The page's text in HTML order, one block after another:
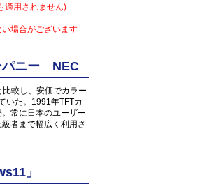
適用されません)
場合がございます
パニー NEC
較し、安価でカラー
いた。1991年TFTカ
常に日本のユーザー
者まで幅広く利用さ
」